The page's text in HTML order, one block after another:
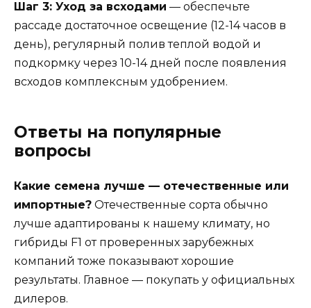
Шаг 3: Уход за всходами — обеспечьте
рассаде достаточное освещение (12-14 часов в
день), регулярный полив теплой водой и
подкормку через 10-14 дней после появления
всходов комплексным удобрением.
Ответы на популярные
вопросы
Какие семена лучше — отечественные или
импортные? Отечественные сорта обычно
лучше адаптированы к нашему климату, но
гибриды F1 от проверенных зарубежных
компаний тоже показывают хорошие
результаты. Главное — покупать у официальных
дилеров.